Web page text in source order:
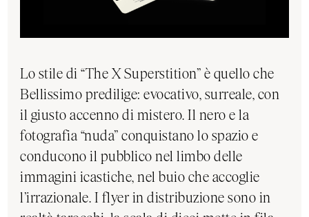
Lo stile di “The X Superstition” è quello che
Bellissimo predilige: evocativo, surreale, con
il giusto accenno di mistero. Il nero e la
fotografia “nuda” conquistano lo spazio e
conducono il pubblico nel limbo delle
immagini icastiche, nel buio che accoglie
l’irrazionale. I flyer in distribuzione sono in